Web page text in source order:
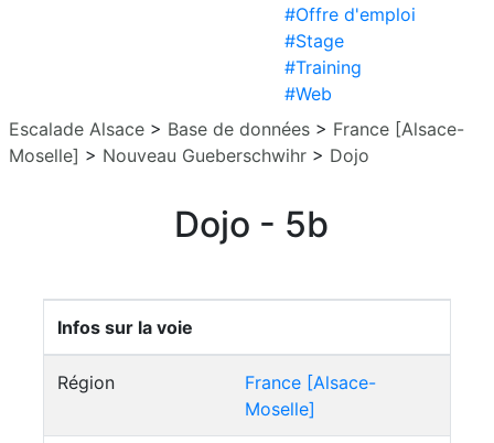
#Offre d'emploi
#Stage
#Training
#Web
Escalade Alsace > Base de données > France [Alsace-
Moselle] > Nouveau Gueberschwihr > Dojo
Dojo - 5b
Infos sur la voie
Région
France [Alsace-
Moselle]